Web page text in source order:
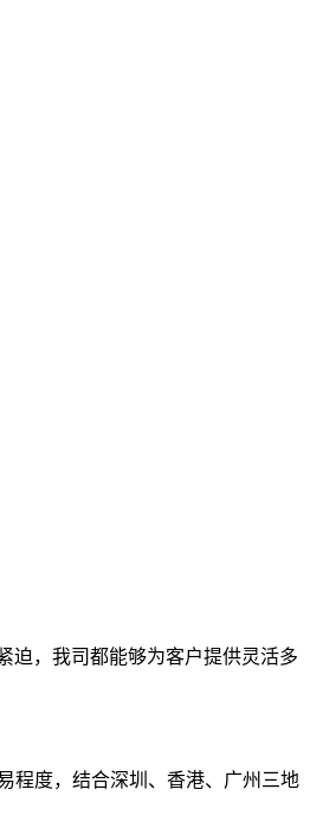
迫，我司都能够为客户提供灵活多
程度，结合深圳、香港、广州三地